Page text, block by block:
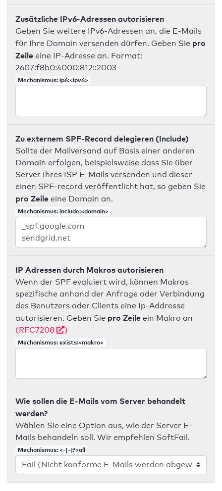
Zusätzliche IPv6-Adressen autorisieren
Geben Sie weitere IPv6-Adressen an, die E-Mails
für Ihre Domain versenden dürfen. Geben Sie pro
Zeile eine IP-Adresse an. Format:
2607:f8b0:4000:812::2003
Mechanismus: ip6:<ipv6>
Zu externem SPF-Record delegieren (Include)
Sollte der Mailversand auf Basis einer anderen
Domain erfolgen, beispielsweise dass Sie über
Server Ihres ISP E-Mails versenden und dieser
einen SPF-record veröffentlicht hat, so geben Sie
pro Zeile eine Domain an.
Mechanismus: include:<domain>
IP Adressen durch Makros autorisieren
Wenn der SPF evaluiert wird, können Makros
spezifische anhand der Anfrage oder Verbindung
des Benutzers oder Clients eine Ip-Addresse
autorisieren. Geben Sie pro Zeile ein Makro an
(RFC7208
)
Mechanismus: exists:<makro>
Wie sollen die E-Mails vom Server behandelt
werden?
Wählen Sie eine Option aus, wie der Server E-
Mails behandeln soll. Wir empfehlen SoftFail.
Mechanismus: <-|~|?>all